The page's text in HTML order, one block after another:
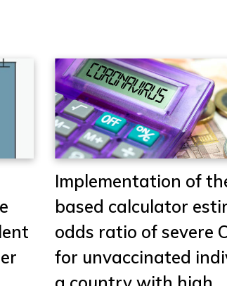
Implementation of
based calculator
odds ratio of severe
for unvaccinated